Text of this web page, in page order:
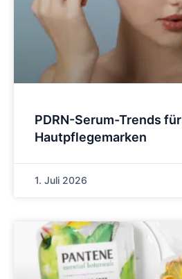
PDRN-Serum-Trends
Hautpflegemarken
1. Juli 2026